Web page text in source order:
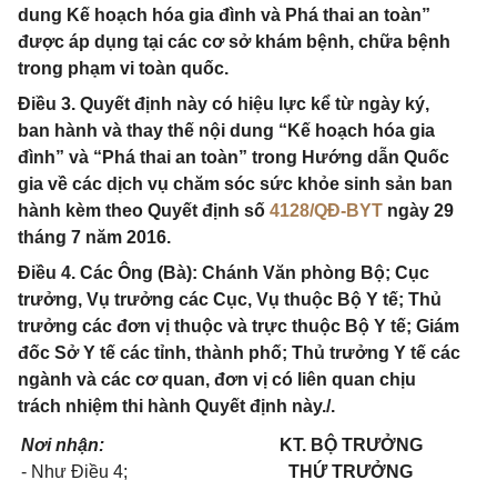
dung Kế hoạch hóa gia đình và Phá thai an toàn”
được áp dụng tại các cơ sở khám bệnh, chữa bệnh
trong phạm vi toàn quốc.
Điều 3. Quyết định này có hiệu lực kể từ ngày ký,
ban hành và thay thế nội dung “Kế hoạch hóa gia
đình” và “Phá thai an toàn” trong Hướng dẫn Quốc
gia về các dịch vụ chăm sóc sức khỏe sinh sản ban
hành kèm theo Quyết định số 4128/QĐ-BYT ngày 29
tháng 7 năm 2016.
Điều 4. Các Ông (Bà): Chánh Văn phòng Bộ; Cục
trưởng, Vụ trưởng các Cục, Vụ thuộc Bộ Y tế; Thủ
trưởng các đơn vị thuộc và trực thuộc Bộ Y tế; Giám
đốc Sở Y tế các tỉnh, thành phố; Thủ trưởng Y tế các
ngành và các cơ quan, đơn vị có liên quan chịu
trách nhiệm thi hành Quyết định này./.
Nơi nhận:
- Như Điều 4;
KT. BỘ TRƯỞNG
THỨ TRƯỞNG